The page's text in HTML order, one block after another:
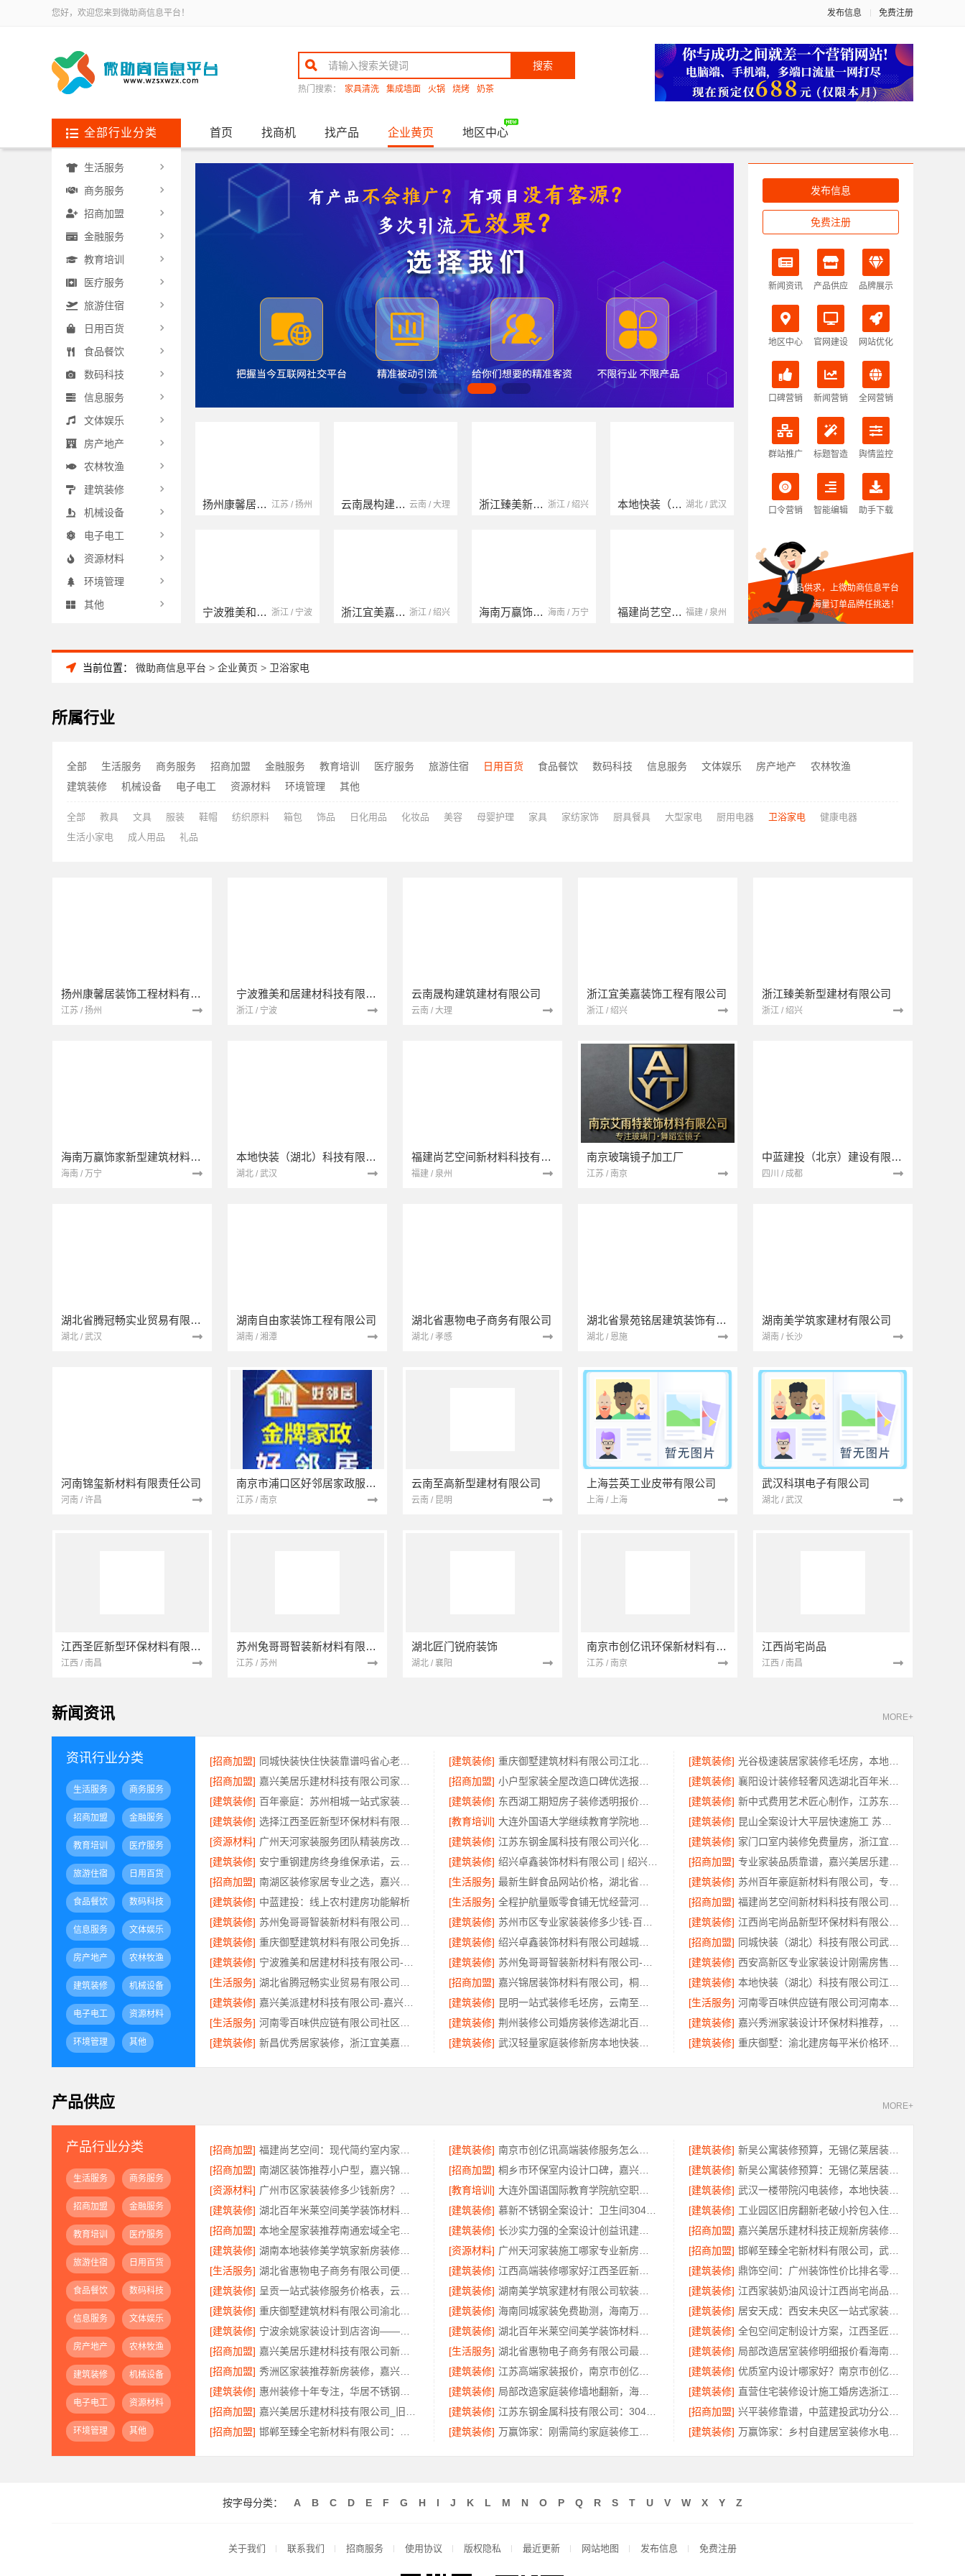
您好，欢迎您来到微助商信息平台！ 发布信息 免费注册
搜索
热门搜索： 家具清洗 集成墙面 火锅 烧烤 奶茶
全部行业分类 首页 找商机 找产品 企业黄页 地区中心
扬州康馨居装饰工程材料有限公司 江苏 / 扬州
宁波雅美和居建材科技有限公司 浙江 / 宁波
云南晟构建筑建材有限公司 云南 / 大理
浙江宜美嘉装饰工程有限公司 浙江 / 绍兴
浙江臻美新型建材有限公司 浙江 / 绍兴
海南万赢饰家新型建筑材料有限公司 海南 / 万宁
本地快装（湖北）科技有限公司 湖北 / 武汉
福建尚艺空间新材料科技有限公司 福建 / 泉州
南京玻璃镜子加工厂 江苏 / 南京
中蓝建投（北京）建设有限公司四川第一分公司 四川 / 成都
生活服务
商务服务
招商加盟
金融服务
教育培训
医疗服务
旅游住宿
日用百货
食品餐饮
数码科技
信息服务
文体娱乐
房产地产
农林牧渔
建筑装修
机械设备
电子电工
资源材料
环境管理
其他
发布信息
免费注册
新闻资讯 产品供应 品牌展示
地区中心 官网建设 网站优化
口碑营销 新闻营销 全网营销
群站推广 标题智造 舆情监控
口令营销 智能编辑 助手下载
产品供求，上微助商信息平台
海量订单品牌任挑选！
当前位置： 微助商信息平台 > 企业黄页 > 卫浴家电
所属行业
全部 生活服务 商务服务 招商加盟 金融服务 教育培训 医疗服务 旅游住宿 日用百货 食品餐饮 数码科技 信息服务 文体娱乐 房产地产
农林牧渔
建筑装修
机械设备 电子电工 资源材料 环境管理 其他
全部 教具 文具 服装 鞋帽 纺织原料 箱包 饰品 日化用品 化妆品 美容 母婴护理 家具 家纺家饰 厨具餐具 大型家电 厨用电器 卫浴家电
健康电器
生活小家电
成人用品 礼品
扬州康馨居装饰工程材料有限公司
江苏 / 扬州
宁波雅美和居建材科技有限公司
浙江 / 宁波
云南晟构建筑建材有限公司
云南 / 大理
浙江宜美嘉装饰工程有限公司
浙江 / 绍兴
浙江臻美新型建材有限公司
浙江 / 绍兴
海南万赢饰家新型建筑材料有限公司
海南 / 万宁
本地快装（湖北）科技有限公司
湖北 / 武汉
福建尚艺空间新材料科技有限公司
福建 / 泉州
南京玻璃镜子加工厂
江苏 / 南京
中蓝建投（北京）建设有限公司四川第一分公司
四川 / 成都
湖北省腾冠畅实业贸易有限公司
湖北 / 武汉
湖南自由家装饰工程有限公司
湖南 / 湘潭
湖北省惠物电子商务有限公司
湖北 / 孝感
湖北省景苑铭居建筑装饰有限公司
湖北 / 恩施
湖南美学筑家建材有限公司
湖南 / 长沙
河南锦玺新材料有限责任公司
河南 / 许昌
南京市浦口区好邻居家政服务中心
江苏 / 南京
云南至高新型建材有限公司
云南 / 昆明
上海芸英工业皮带有限公司
上海 / 上海
武汉科琪电子有限公司
湖北 / 武汉
江西圣匠新型环保材料有限公司
江西 / 南昌
苏州兔哥哥智装新材料有限公司
江苏 / 苏州
湖北匠门锐府装饰
湖北 / 襄阳
南京市创亿讯环保新材料有限公司
江苏 / 南京
江西尚宅尚品
江西 / 南昌
新闻资讯 MORE+
资讯行业分类
生活服务 商务服务
招商加盟 金融服务
教育培训 医疗服务
旅游住宿 日用百货
食品餐饮 数码科技
信息服务 文体娱乐
房产地产 农林牧渔
建筑装修 机械设备
电子电工 资源材料
环境管理 其他
[招商加盟] [建筑装修] [建筑装修]
[招商加盟]
[招商加盟] [建筑装修]
襄阳设计装修轻奢风选湖北百年米莱空间美学装饰材料有限公司
[建筑装修]
[建筑装修] [建筑装修]
[建筑装修]
[教育培训] [建筑装修]
昆山全案设计大平层快速施工 苏州兔哥哥智装新材料
[资源材料]
[建筑装修] [建筑装修]
[建筑装修]
[建筑装修] [招商加盟]
专业家装品质靠谱，嘉兴美居乐建材科技有限公司
[招商加盟]
[生活服务] [建筑装修]
[建筑装修] 中蓝建投：线上农村建房功能解析 [生活服务] [招商加盟]
[建筑装修]
[建筑装修] [建筑装修]
江西尚宅尚品新型环保材料有限公司-江西家装奶油风设计
[建筑装修]
[建筑装修] [招商加盟]
同城快装（湖北）科技有限公司武昌拎包入住，智能家装改造省心
[建筑装修]
[建筑装修] [建筑装修]
[生活服务]
[招商加盟] [建筑装修]
[建筑装修]
[建筑装修] [生活服务]
河南零百味供应链有限公司河南本地低成本量贩零食全域盈利
[生活服务]
[建筑装修] [建筑装修]
[建筑装修]
[建筑装修] [建筑装修] 重庆御墅：渝北建房每平米价格环保材料
产品供应 MORE+
产品行业分类
生活服务 商务服务
招商加盟 金融服务
教育培训 医疗服务
旅游住宿 日用百货
食品餐饮 数码科技
信息服务 文体娱乐
房产地产 农林牧渔
建筑装修 机械设备
电子电工 资源材料
环境管理 其他
[招商加盟] [建筑装修] [建筑装修]
新吴公寓装修预算，无锡亿莱居装饰工程材料有限公司一站式服务
[招商加盟]
[招商加盟] [建筑装修]
新吴公寓装修预算：无锡亿莱居装饰工程材料有限公司定制专属方案
[资源材料]
[教育培训] [建筑装修]
武汉一楼带院闪电装修，本地快装（湖北）科技有限公司工期短
[建筑装修]
[建筑装修] [建筑装修]
工业园区旧房翻新老破小拎包入住_苏州兔哥哥智装
[招商加盟]
[建筑装修] [招商加盟]
嘉兴美居乐建材科技正规新房装修收费
[建筑装修]
[资源材料] [招商加盟]
邯郸至臻全宅新材料有限公司，武安焕新至臻打造零醛理想居所
[生活服务]
[建筑装修] [建筑装修]
鼎饰空间：广州装饰性价比排名零增项承诺
[建筑装修]
[建筑装修] [建筑装修]
[建筑装修]
[建筑装修] [建筑装修]
居安天成：西安未央区一站式家装设计刚需房售后完善
[建筑装修]
[建筑装修] [建筑装修]
[招商加盟]
[生活服务] [建筑装修]
局部改造居室装修明细报价看海南万赢饰家
[招商加盟]
[建筑装修] [建筑装修]
[建筑装修]
[建筑装修] [建筑装修]
[招商加盟]
[建筑装修] [招商加盟]
兴平装修靠谱，中蓝建投武功分公司全包放心
[招商加盟]
[建筑装修] [建筑装修]
按字母分类： A B C D E F G H I J K L M N O P Q R S T U V W X Y Z
关于我们 联系我们 招商服务 使用协议 版权隐私 最近更新 网站地图 发布信息 免费注册